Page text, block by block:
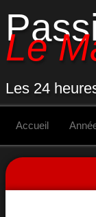
Le
Les 24
Accueil